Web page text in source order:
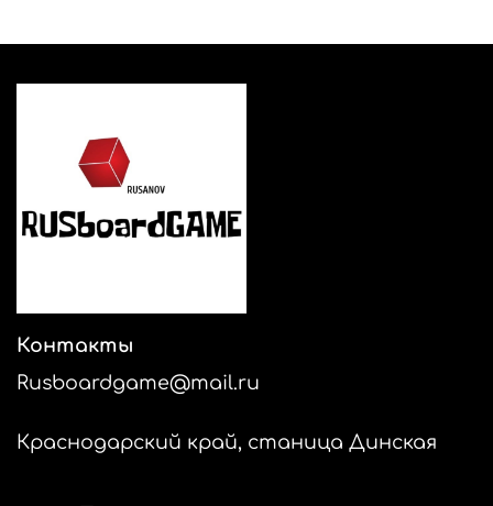
Контакты
Rusboardgame@mail.ru
Краснодарский край, станица Динская